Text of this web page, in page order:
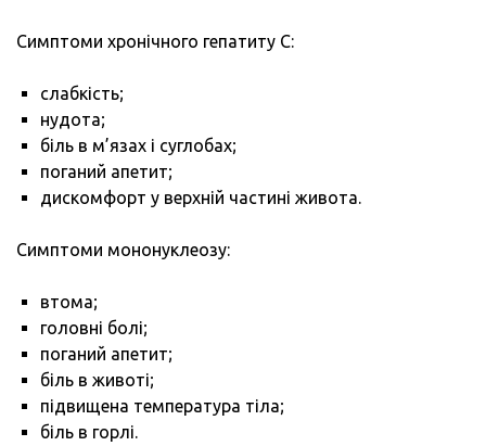
Симптоми хронічного гепатиту С:
слабкість;
нудота;
біль в м’язах і суглобах;
поганий апетит;
дискомфорт у верхній частині живота.
Симптоми мононуклеозу:
втома;
головні болі;
поганий апетит;
біль в животі;
підвищена температура тіла;
біль в горлі.